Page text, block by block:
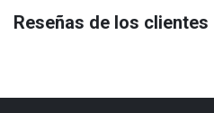
Reseñas de los clientes